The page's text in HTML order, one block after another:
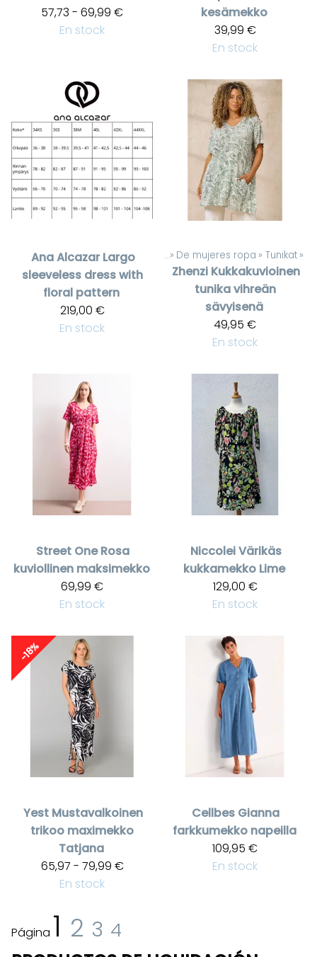
57,73 - 69,99 €
En stock
kesämekko
39,99 €
En stock
Ana Alcazar Largo
sleeveless dress with
floral pattern
219,00 €
En stock
Productos ‪» De mujeres ropa ‪» Tunikat ‪»
Zhenzi Kukkakuvioinen
tunika vihreän
sävyisenä
49,95 €
En stock
Street One Rosa
kuviollinen maksimekko
69,99 €
En stock
NiccoleiVärikäs
kukkamekko Lime
129,00 €
En stock
-18%
Yest Mustavalkoinen
trikoo maximekko
Tatjana
65,97 - 79,99 €
En stock
Cellbes Gianna
farkkumekko napeilla
109,95 €
En stock
Página 1 2 3 4